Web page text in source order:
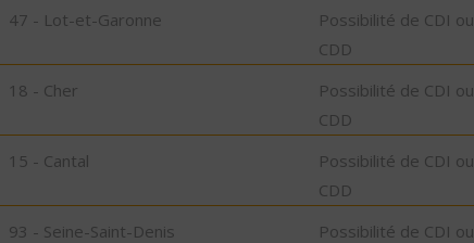
47 - Lot-et-Garonne
Possibilité de CDI ou
CDD
18 - Cher
Possibilité de CDI ou
CDD
15 - Cantal
Possibilité de CDI ou
CDD
93 - Seine-Saint-Denis
Possibilité de CDI ou